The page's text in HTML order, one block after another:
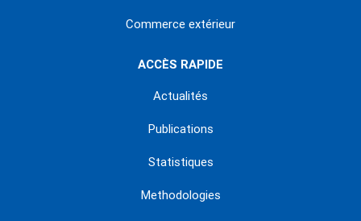
Commerce extérieur
ACCÈS RAPIDE
Actualités
Publications
Statistiques
Methodologies